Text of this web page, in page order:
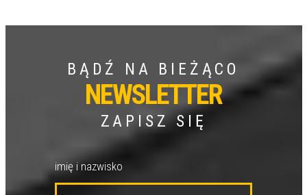
BĄDŹ NA BIEŻĄCO
NEWSLETTER
ZAPISZ SIĘ
imię i nazwisko